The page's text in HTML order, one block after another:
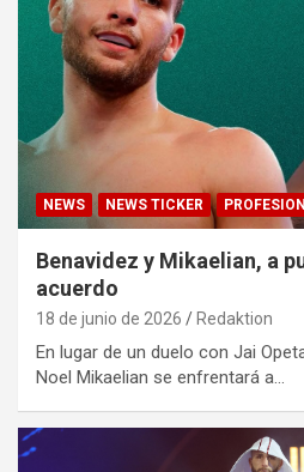
NEWS NEWS TICKER
Benavidez y Mikaelian, a
acuerdo
18 de junio de 2026 Redaktion
En lugar de un duelo con Jai
Noel Mikaelian se enfrentará a…